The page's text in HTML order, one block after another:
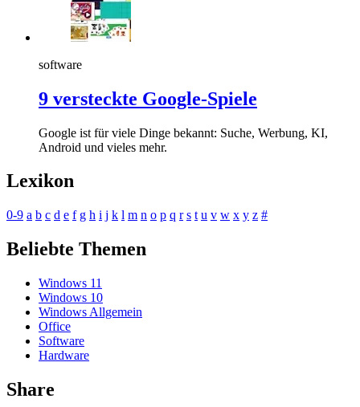
software
9 versteckte Google-Spiele
Google ist für viele Dinge bekannt: Suche, Werbung, KI,
Android und vieles mehr.
Lexikon
0-9 a b c d e f g h i j k l m n o p q r s t u v w x y z #
Beliebte Themen
Windows 11
Windows 10
Windows Allgemein
Office
Software
Hardware
Share